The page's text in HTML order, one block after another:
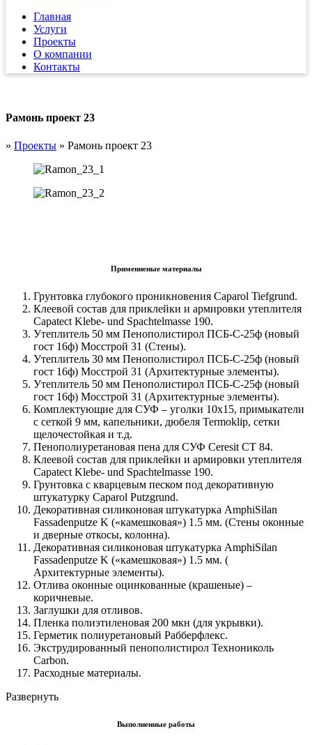
Главная
Услуги
Проекты
О компании
Контакты
Рамонь проект 23
» Проекты » Рамонь проект 23
Применненые материалы
Грунтовка глубокого проникновения Caparol Tiefgrund.
Клеевой состав для приклейки и армировки утеплителя
Capatect Klebe- und Spachtelmasse 190.
Утеплитель 50 мм Пенополистирол ПСБ-С-25ф (новый
гост 16ф) Мосстрой 31 (Стены).
Утеплитель 30 мм Пенополистирол ПСБ-С-25ф (новый
гост 16ф) Мосстрой 31 (Архитектурные элементы).
Утеплитель 50 мм Пенополистирол ПСБ-С-25ф (новый
гост 16ф) Мосстрой 31 (Архитектурные элементы).
Комплектующие для СУФ – уголки 10х15, примыкатели
с сеткой 9 мм, капельники, дюбеля Termoklip, сетки
щелочестойкая и т.д.
Пенополиуретановая пена для СУФ Ceresit CT 84.
Клеевой состав для приклейки и армировки утеплителя
Capatect Klebe- und Spachtelmasse 190.
Грунтовка с кварцевым песком под декоративную
штукатурку Caparol Putzgrund.
Декоративная силиконовая штукатурка AmphiSilan
Fassadenputze K («камешковая») 1.5 мм. (Стены оконные
и дверные откосы, колонна).
Декоративная силиконовая штукатурка AmphiSilan
Fassadenputze K («камешковая») 1.5 мм. (
Архитектурные элементы).
Отлива оконные оцинкованные (крашеные) –
коричневые.
Заглушки для отливов.
Пленка полиэтиленовая 200 мкн (для укрывки).
Герметик полиуретановый Рабберфлекс.
Экструдированный пенополистирол Технониколь
Carbon.
Расходные материалы.
Развернуть
Выполненные работы